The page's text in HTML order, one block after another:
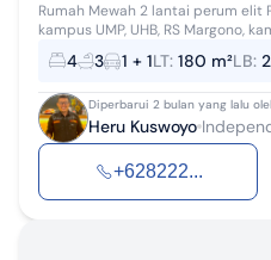
Rumah Mewah 2 lantai perum elit
kampus UMP, UHB, RS Margono,
4 3 1 + 1LT: 180 m²LB:
Diperbarui 2 bulan yang lalu
Heru Kuswoyo
+628222...